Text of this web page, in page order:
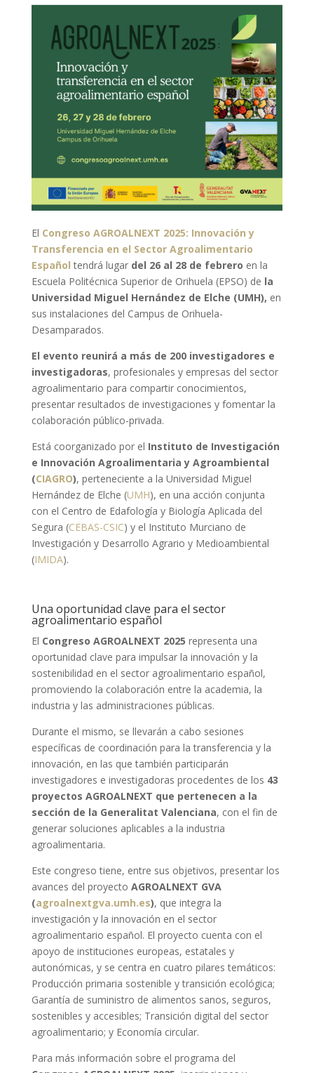
El Congreso AGROALNEXT 2025: Innovación y
Transferencia en el Sector Agroalimentario
Español tendrá lugar del 26 al 28 de febrero en la
Escuela Politécnica Superior de Orihuela (EPSO) de la
Universidad Miguel Hernández de Elche (UMH), en
sus instalaciones del Campus de Orihuela-
Desamparados.
El evento reunirá a más de 200 investigadores e
investigadoras, profesionales y empresas del sector
agroalimentario para compartir conocimientos,
presentar resultados de investigaciones y fomentar la
colaboración público-privada.
Está coorganizado por el Instituto de Investigación
e Innovación Agroalimentaria y Agroambiental
(CIAGRO), perteneciente a la Universidad Miguel
Hernández de Elche (UMH), en una acción conjunta
con el Centro de Edafología y Biología Aplicada del
Segura (CEBAS-CSIC) y el Instituto Murciano de
Investigación y Desarrollo Agrario y Medioambiental
(IMIDA).
Una oportunidad clave para el sector
agroalimentario español
El Congreso AGROALNEXT 2025 representa una
oportunidad clave para impulsar la innovación y la
sostenibilidad en el sector agroalimentario español,
promoviendo la colaboración entre la academia, la
industria y las administraciones públicas.
Durante el mismo, se llevarán a cabo sesiones
específicas de coordinación para la transferencia y la
innovación, en las que también participarán
investigadores e investigadoras procedentes de los 43
proyectos AGROALNEXT que pertenecen a la
sección de la Generalitat Valenciana, con el fin de
generar soluciones aplicables a la industria
agroalimentaria.
Este congreso tiene, entre sus objetivos, presentar los
avances del proyecto AGROALNEXT GVA
(agroalnextgva.umh.es), que integra la
investigación y la innovación en el sector
agroalimentario español. El proyecto cuenta con el
apoyo de instituciones europeas, estatales y
autonómicas, y se centra en cuatro pilares temáticos:
Producción primaria sostenible y transición ecológica;
Garantía de suministro de alimentos sanos, seguros,
sostenibles y accesibles; Transición digital del sector
agroalimentario; y Economía circular.
Para más información sobre el programa del